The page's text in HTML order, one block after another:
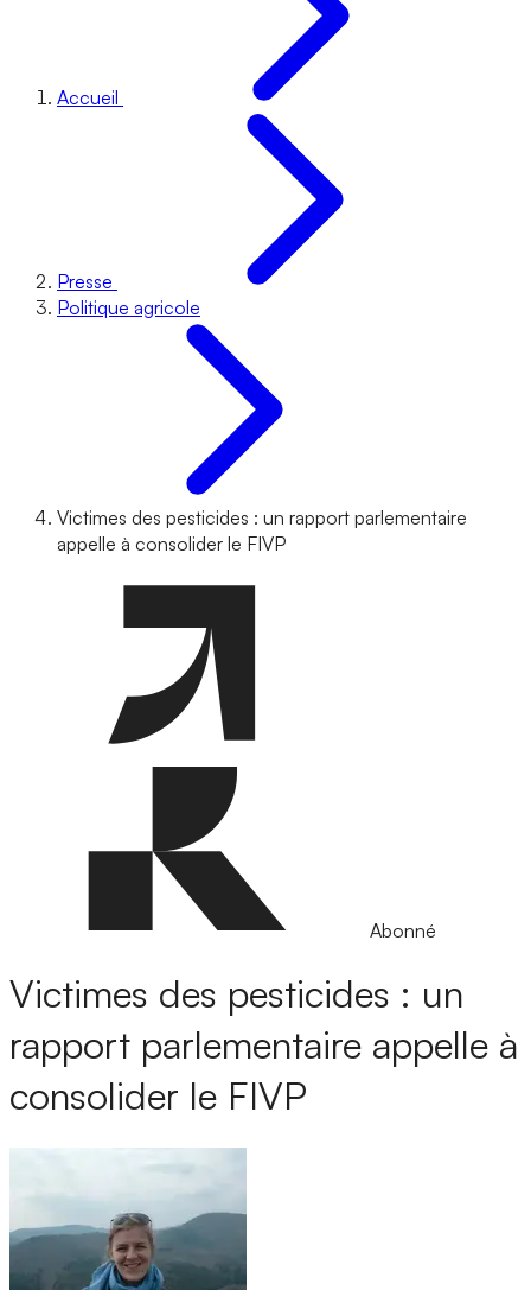
Accueil
Presse
Politique agricole
Victimes des pesticides : un rapport parlementaire
appelle à consolider le FIVP
Abonné
Victimes des pesticides : un
rapport parlementaire appelle à
consolider le FIVP